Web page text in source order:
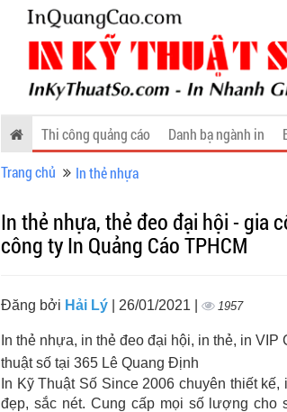
Thi công quảng cáo Danh bạ ngành in
Trang chủ
In thẻ nhựa
In thẻ nhựa, thẻ đeo đại hội - gia
công ty In Quảng Cáo TPHCM
Đăng bởi Hải Lý | 26/01/2021 | 1957
In thẻ nhựa, in thẻ đeo đại hội, in thẻ, in
thuật số tại 365 Lê Quang Định
In Kỹ Thuật Số Since 2006 chuyên thiết
đẹp, sắc nét. Cung cấp mọi số lượng cho